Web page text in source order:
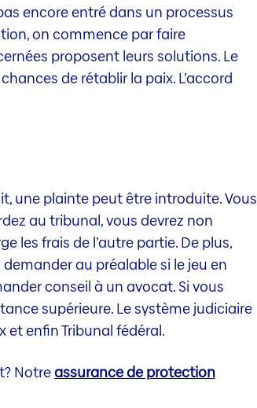
encore entré dans un processus
on commence par faire
proposent leurs solutions. Le
de rétablir la paix. L’accord
une plainte peut être introduite. Vous
au tribunal, vous devrez non
les frais de l’autre partie. De plus,
au préalable si le jeu en
conseil à un avocat. Si vous
supérieure. Le système judiciaire
enfin Tribunal fédéral.
Notreassurance de protection